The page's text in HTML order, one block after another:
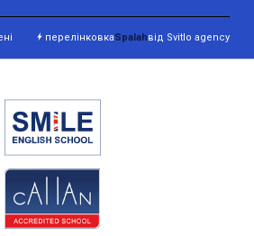
перелінковкаSpalahвід Svitlo agency